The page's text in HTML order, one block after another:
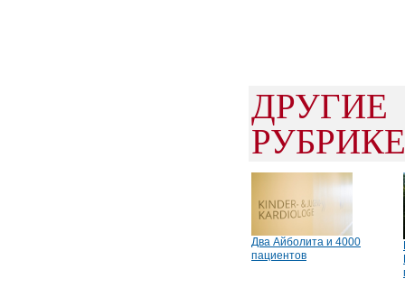
РУБРИКЕ
Два Aйболита и 4000
пациентов